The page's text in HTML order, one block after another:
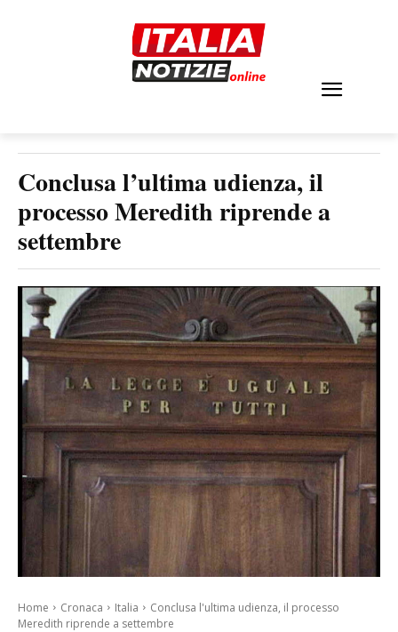
Conclusa l’ultima udienza, il
processo Meredith riprende a
settembre
Home Cronaca Italia
Conclusa l'ultima udienza, il processo
Meredith riprende a settembre